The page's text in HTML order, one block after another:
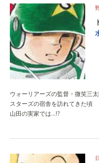
ウォーリアーズの監督・微笑三
スターズの宿舎を訪れてきた頃
山田の実家では…!?